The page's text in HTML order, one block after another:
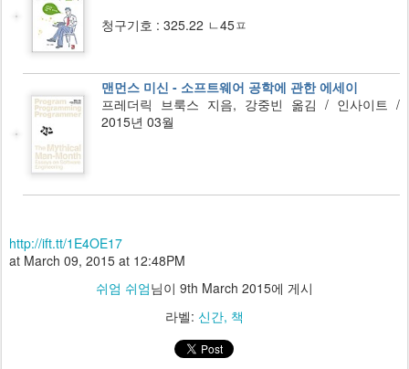
청구기호 : 325.22 ㄴ45ㅍ
맨먼스 미신 - 소프트웨어 공학에 관한 에세이
프레더릭 브룩스 지음, 강중빈 옮김 / 인사이트 /
2015년 03월
http://ift.tt/1E4OE17
at March 09, 2015 at 12:48PM
쉬엄 쉬엄님이 9th March 2015에 게시
라벨: 신간 책